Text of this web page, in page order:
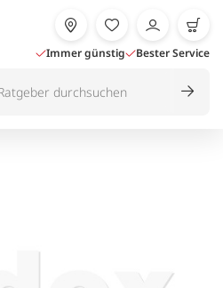
Immer günstig Bester Service